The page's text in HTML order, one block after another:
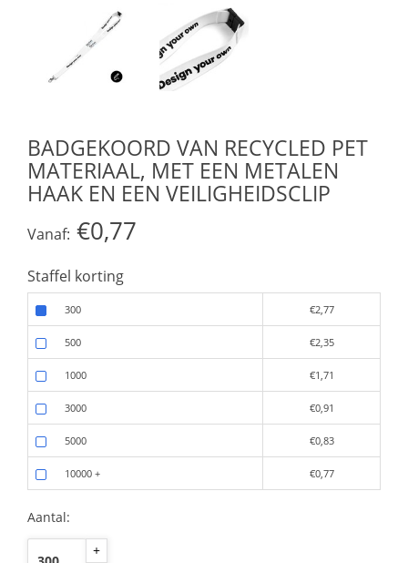
BADGEKOORD VAN RECYCLED PET
MATERIAAL, MET EEN METALEN
HAAK EN EEN VEILIGHEIDSCLIP
Vanaf: €0,77
Staffel korting
300 €2,77
500 €2,35
1000 €1,71
3000 €0,91
5000 €0,83
10000 + €0,77
Aantal:
+